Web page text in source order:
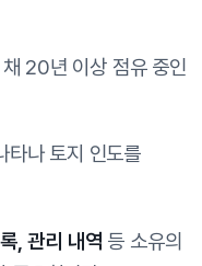
20년 이상 점유 중인
타나 토지 인도를
, 관리 내역 등 소유의